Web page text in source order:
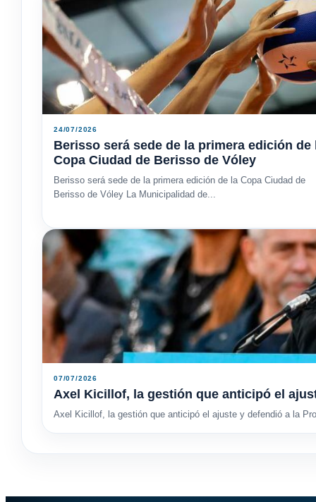
24/07/2026
Berisso será sede de la primera edición de
Copa Ciudad de Berisso de Vóley
Berisso será sede de la primera edición de la Copa Ciudad de
Berisso de Vóley La Municipalidad de...
07/07/2026
Axel Kicillof, la gestión que anticipó el
Axel Kicillof, la gestión que anticipó el ajuste y defendió a la